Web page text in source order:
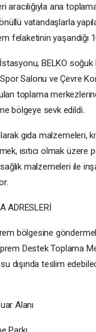
aracılığıyla ana
vatandaşlarla
felaketinin yaşandığı
BELKO soğuk
Salonu ve Çevre
toplama
bölgeye sevk edildi.
gıda malzemeleri,
ısıtıcı olmak üzere
malzemeleri ile
ADRESLERİ
bölgesine
Destek Toplama
dışında teslim
Alanı